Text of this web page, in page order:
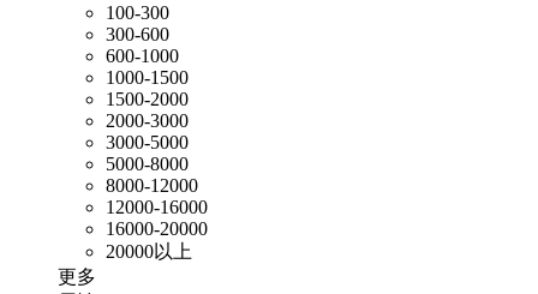
100-300
300-600
600-1000
1000-1500
1500-2000
2000-3000
3000-5000
5000-8000
8000-12000
12000-16000
16000-20000
20000以上
更多